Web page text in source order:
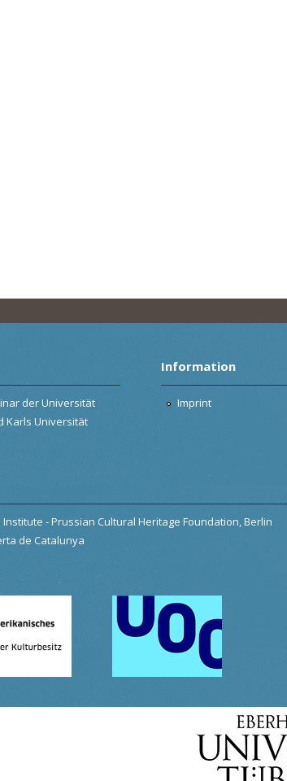
der Universität
Karls Universität
Information
Imprint
- Prussian Cultural Heritage Foundation, Berlin
de Catalunya